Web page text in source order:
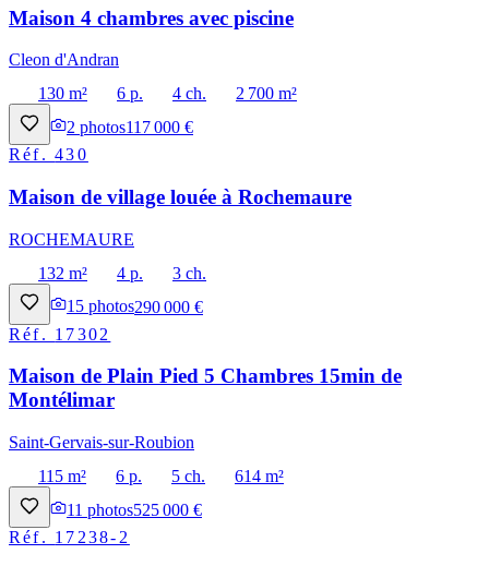
Maison 4 chambres avec piscine
Cleon d'Andran
130 m²
6 p. 4 ch.
2 700 m²
2 photos117 000 €
Réf.430
Maison de village louée à Rochemaure
ROCHEMAURE
132 m²
4 p.
3 ch.
15 photos290 000 €
Réf. 17302
Maison de Plain Pied 5 Chambres 15min de
Montélimar
Saint-Gervais-sur-Roubion
115 m²
6 p. 5 ch.
614 m²
11 photos525 000 €
Réf. 17238-2